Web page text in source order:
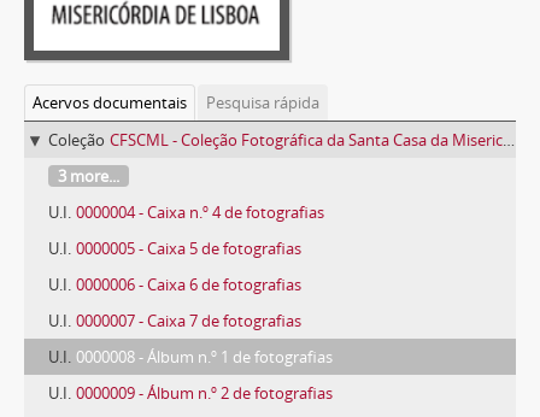
Acervos documentais
Pesquisa rápida
Coleção CFSCML - Coleção Fotográfica da Santa Casa da Misericórdia de Lisboa
3 more...
U.I. 0000004 - Caixa n.º 4 de fotografias
U.I. 0000005 - Caixa 5 de fotografias
U.I. 0000006 - Caixa 6 de fotografias
U.I. 0000007 - Caixa 7 de fotografias
U.I. 0000008 - Álbum n.º 1 de fotografias
U.I. 0000009 - Álbum n.º 2 de fotografias